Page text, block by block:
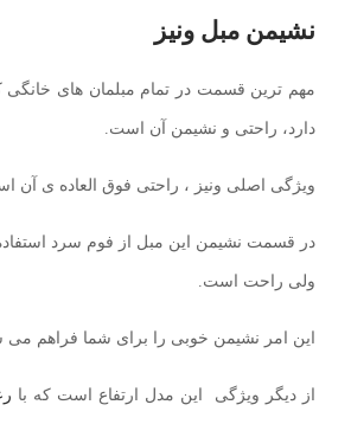
نشیمن مبل ونیز
مهم ترین قسمت در تمام مبلمان های خانگی
دارد، راحتی و نشیمن آن است.
ویژگی اصلی ونیز ، راحتی فوق العاده ی آن
در قسمت نشیمن این مبل از فوم سرد
ولی راحت است.
این امر نشیمن خوبی را برای شما فراهم می
از دیگر ویژگی این مدل ارتفاع است که با